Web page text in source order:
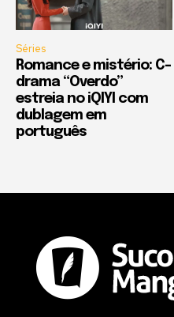
Séries
Romance e mistério: C-
drama “Overdo”
estreia no iQIYI com
dublagem em
português